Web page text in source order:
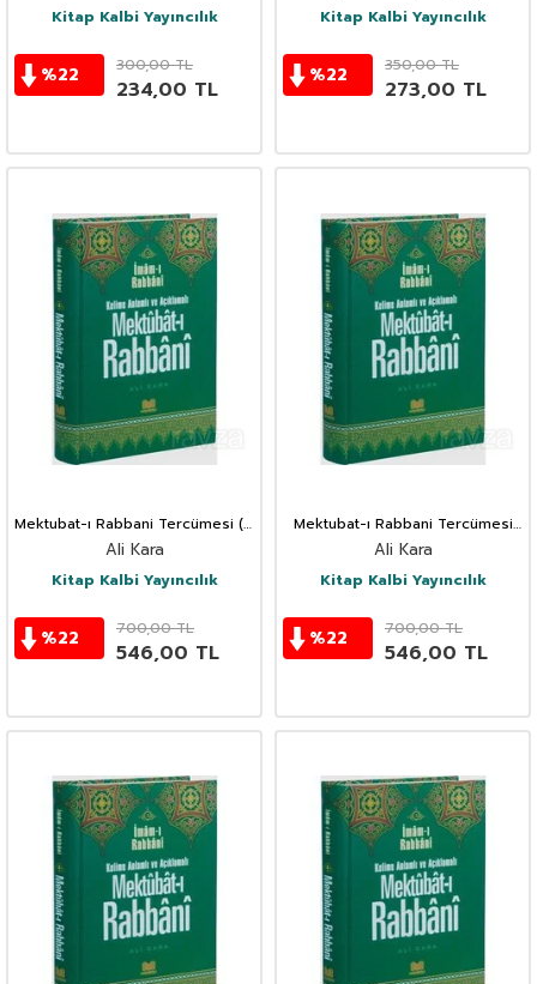
Kitap Kalbi Yayıncılık
%22 300,00TL
234,00 TL
Kitap Kalbi Yayıncılık
%22 350,00TL
273,00 TL
Mektubat-ı Rabbani Tercümesi (5.
Cilt)
Ali Kara
Kitap Kalbi Yayıncılık
%22 700,00TL
546,00 TL
Mektubat-ı Rabbani Tercümesi
(4. Cilt)
Ali Kara
Kitap Kalbi Yayıncılık
%22 700,00TL
546,00 TL